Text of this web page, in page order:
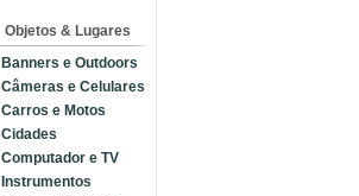
Objetos & Lugares
Banners e Outdoors
Câmeras e Celulares
Carros e Motos
Cidades
Computador e TV
Instrumentos